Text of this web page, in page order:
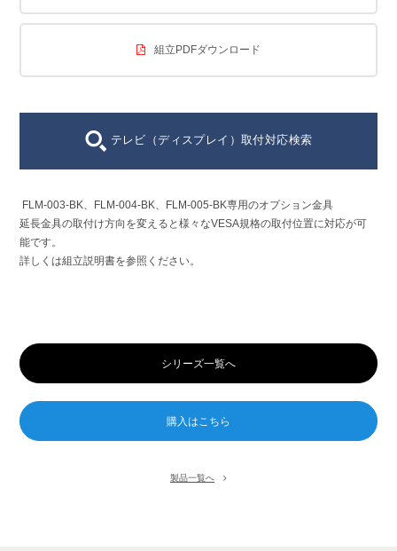
組立PDFダウンロード
テレビ（ディスプレイ）取付対応検索
FLM-003-BK、FLM-004-BK、FLM-005-BK専用のオプション金具
延長金具の取付け方向を変えると様々なVESA規格の取付位置に対応が可
能です。
詳しくは組立説明書を参照ください。
シリーズ一覧へ
製品一覧へ